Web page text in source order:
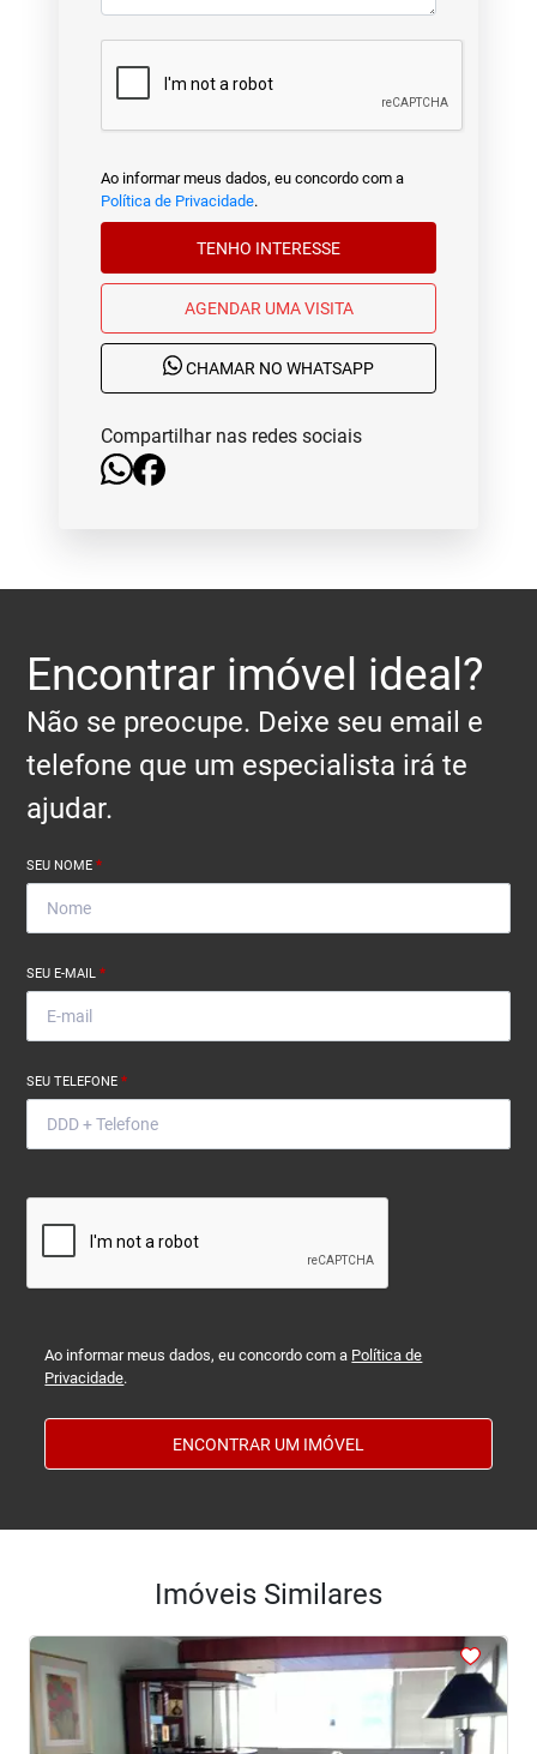
Ao informar meus dados, eu concordo com a
Política de Privacidade.
TENHO INTERESSE
AGENDAR UMA VISITA
CHAMAR NO WHATSAPP
Compartilhar nas redes sociais
Encontrar imóvel ideal?
Não se preocupe. Deixe seu email e
telefone que um especialista irá te
ajudar.
SEU NOME*
SEU E-MAIL*
SEU TELEFONE*
Ao informar meus dados, eu concordo com a Política de
Privacidade.
ENCONTRAR UM IMÓVEL
Imóveis Similares
<<<